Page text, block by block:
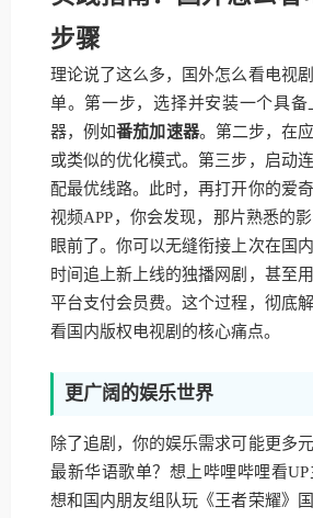
步骤
理论说了这么多，国外怎么看电视
单。第一步，选择并安装一个具
器，例如番茄加速器。第二步，在
或类似的优化模式。第三步，启动
配最优线路。此时，再打开你的爱
视频APP，你会发现，那片熟悉的
眼前了。你可以无缝衔接上次在国
时间追上新上线的独播网剧，甚至
平台支付会员费。这个过程，彻底
看国内版权电视剧的核心痛点。
更广阔的娱乐世界
除了追剧，你的娱乐需求可能更多
最新华语歌单？想上哔哩哔哩看
想和国内朋友组队玩《王者荣耀》